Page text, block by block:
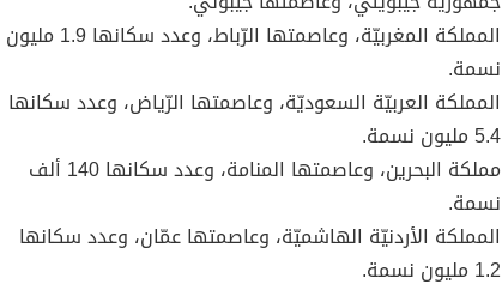
المملكة المغربيّة، وعاصمتها الرّباط، وعدد سكانها 1.9 مليون
نسمة.
المملكة العربيّة السعوديّة، وعاصمتها الرّياض، وعدد سكانها
5.4 مليون نسمة.
مملكة البحرين، وعاصمتها المنامة، وعدد سكانها 140 ألف
نسمة.
المملكة الأردنيّة الهاشميّة، وعاصمتها عمّان، وعدد سكانها
1.2 مليون نسمة.